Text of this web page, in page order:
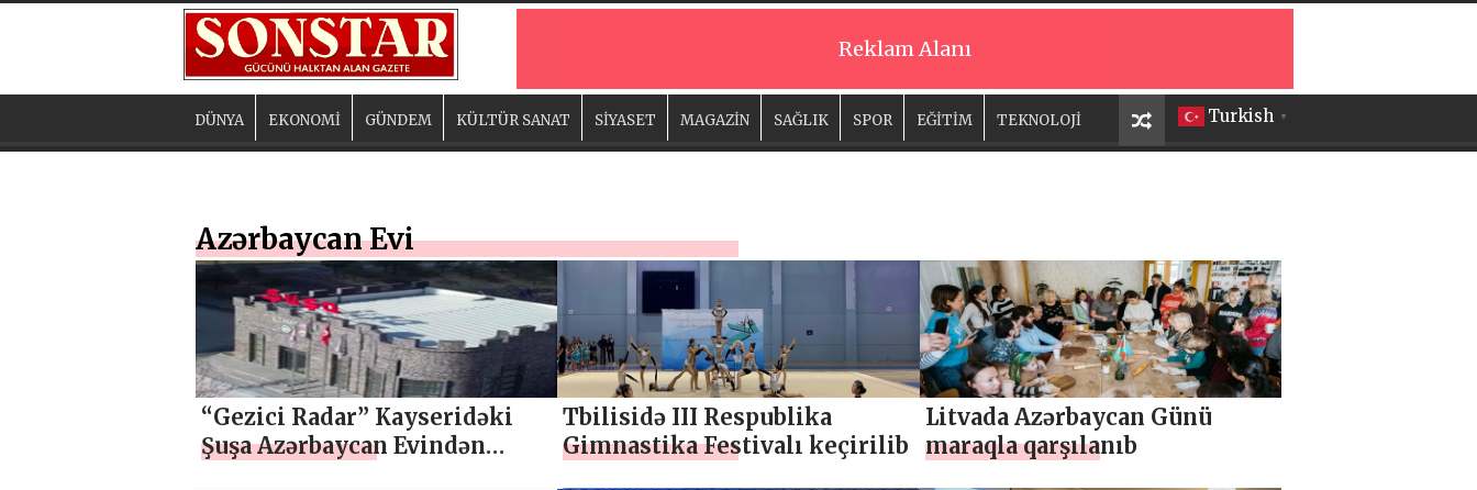
Reklam Alanı
Turkish ▼
DÜNYA EKONOMİ GÜNDEM KÜLTÜR SANAT SİYASET MAGAZİN SAĞLIK SPOR EĞİTİM TEKNOLOJİ
Azərbaycan Evi
“Gezici Radar” Kayseridəki
Şuşa Azərbaycan Evindən
Tbilisidə III Respublika
Gimnastika Festivalı keçirilib
Litvada Azərbaycan Günü
maraqla qarşılanıb